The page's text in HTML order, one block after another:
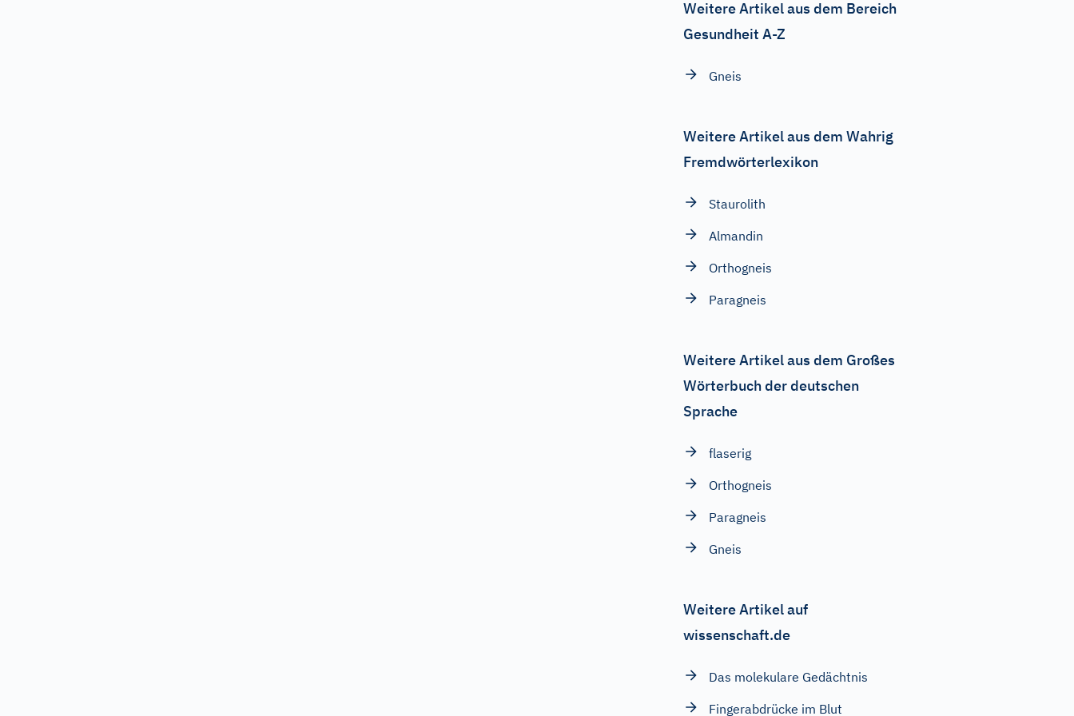
Weitere Artikel aus dem Bereich
Gesundheit A-Z
Gneis
Weitere Artikel aus dem Wahrig
Fremdwörterlexikon
Staurolith
Almandin
Orthogneis
Paragneis
Weitere Artikel aus dem Großes
Wörterbuch der deutschen
Sprache
flaserig
Orthogneis
Paragneis
Gneis
Weitere Artikel auf
wissenschaft.de
Das molekulare Gedächtnis
Fingerabdrücke im Blut